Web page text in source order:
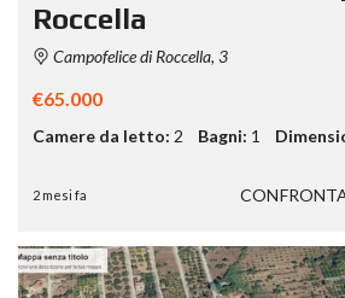
Roccella
Campofelice di Roccella, 3
€65.000
Camere da letto: 2 Bagni: 1
2 mesi fa